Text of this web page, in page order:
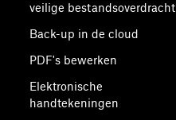
veilige bestandsoverdracht
Back-up in de cloud
PDF's bewerken
Elektronische
handtekeningen